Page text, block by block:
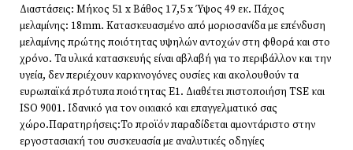
Διαστάσεις: Μήκος 51 x Βάθος 17,5 x Ύψος 49 εκ. Πάχος
μελαμίνης: 18mm. Κατασκευασμένο από μοριοσανίδα με επένδυση
μελαμίνης πρώτης ποιότητας υψηλών αντοχών στη φθορά και στο
χρόνο. Τα υλικά κατασκευής είναι αβλαβή για το περιβάλλον και την
υγεία, δεν περιέχουν καρκινογόνες ουσίες και ακολουθούν τα
ευρωπαϊκά πρότυπα ποιότητας Ε1. Διαθέτει πιστοποιήση TSE και
ISO 9001. Ιδανικό για τον οικιακό και επαγγελματικό σας
χώρο.Παρατηρήσεις:Το προϊόν παραδίδεται αμοντάριστο στην
εργοστασιακή του συσκευασία με αναλυτικές οδηγίες